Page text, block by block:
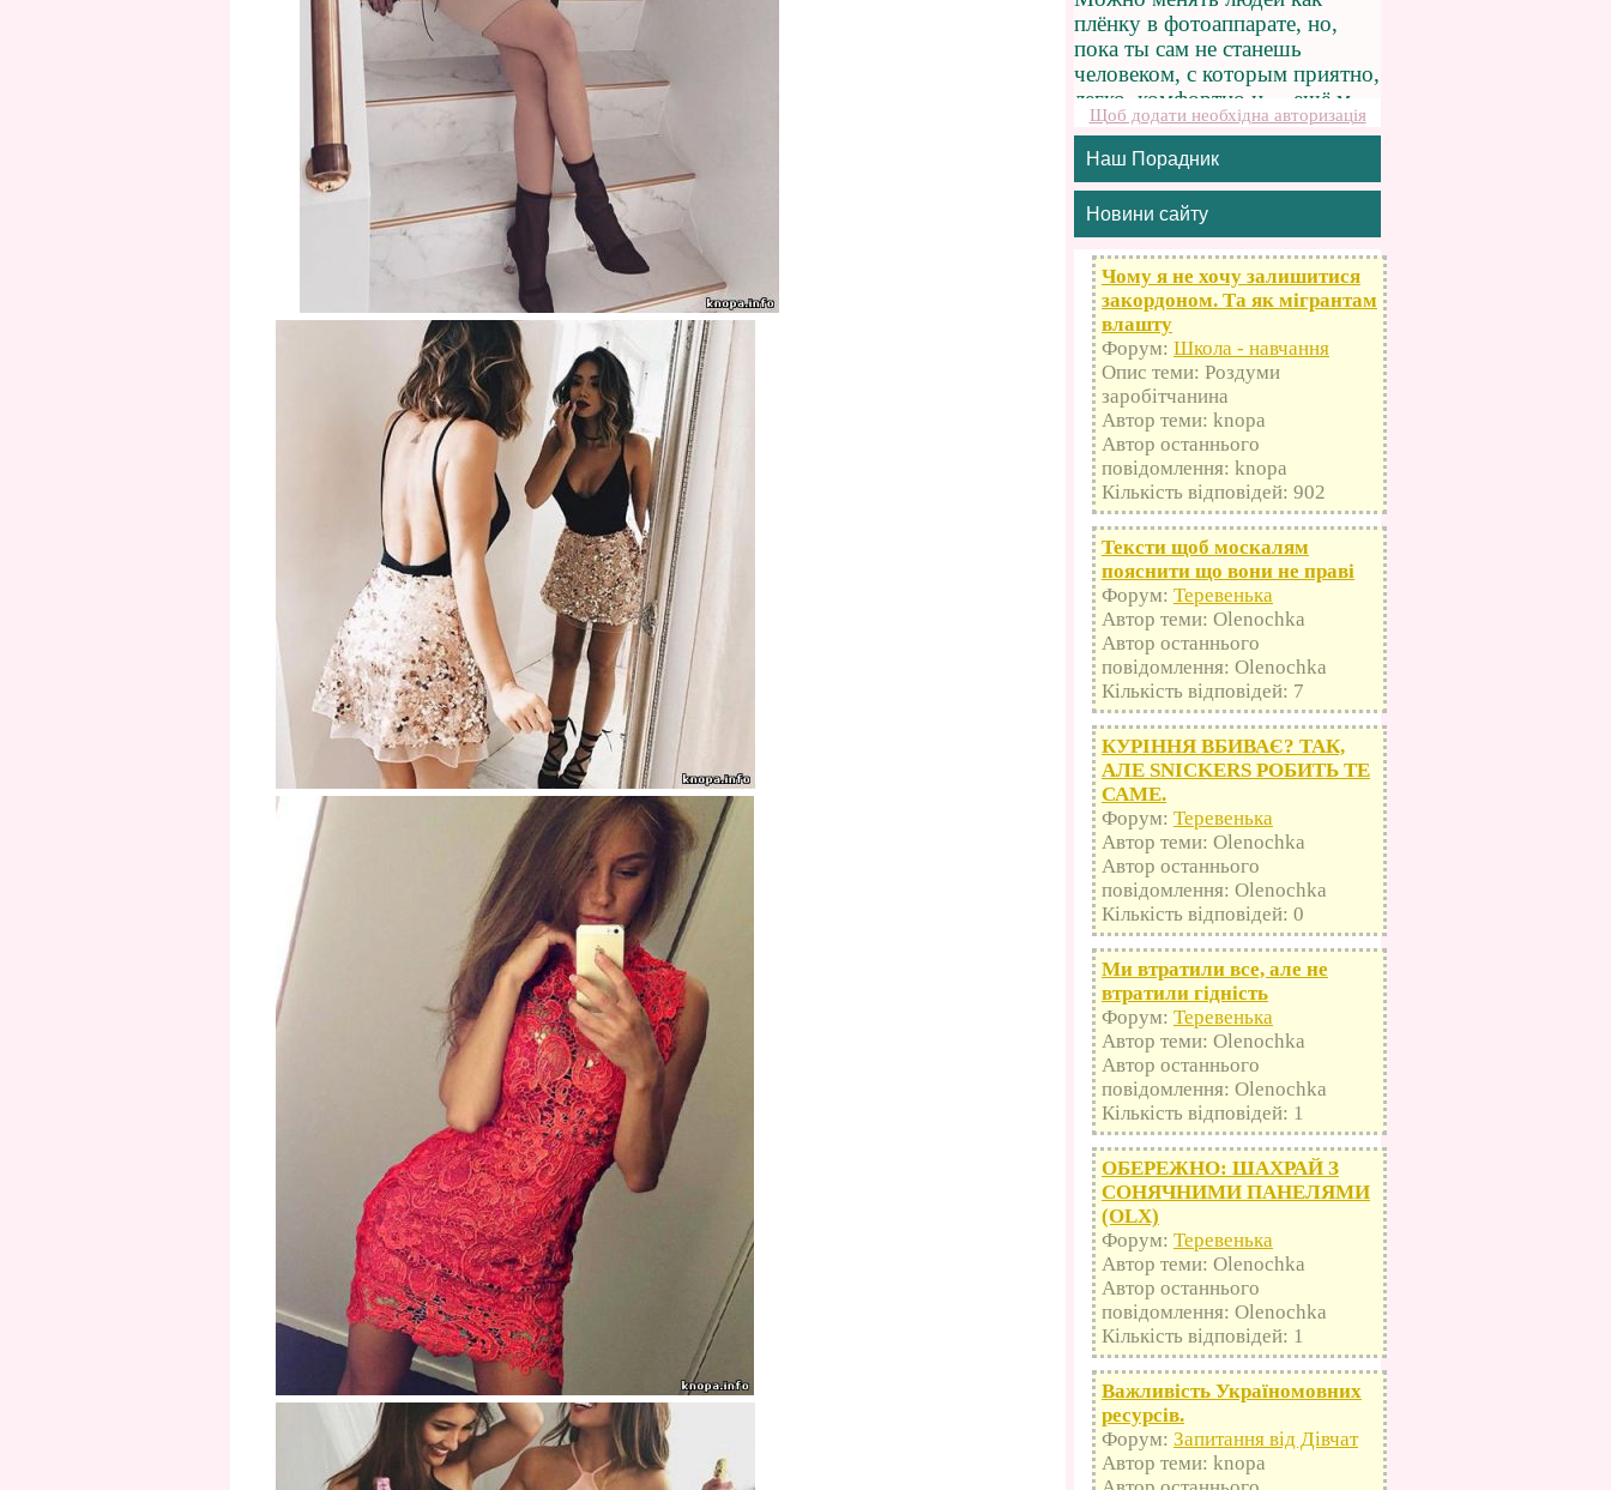
Щоб додати необхідна авторизація
Наш Порадник
Новини сайту
Чому я не хочу залишитися
закордоном. Та як мігрантам
влашту
Форум: Школа - навчання
Опис теми: Роздуми
заробітчанина
Автор теми: knopa
Автор останнього
повідомлення: knopa
Кількість відповідей: 902
Тексти щоб москалям
пояснити що вони не праві
Форум: Теревенька
Автор теми: Olenochka
Автор останнього
повідомлення: Olenochka
Кількість відповідей: 7
КУРІННЯ ВБИВАЄ? ТАК,
АЛЕ SNICKERS РОБИТЬ ТЕ
САМЕ.
Форум: Теревенька
Автор теми: Olenochka
Автор останнього
повідомлення: Olenochka
Кількість відповідей: 0
Ми втратили все, але не
втратили гідність
Форум: Теревенька
Автор теми: Olenochka
Автор останнього
повідомлення: Olenochka
Кількість відповідей: 1
ОБЕРЕЖНО: ШАХРАЙ З
СОНЯЧНИМИ ПАНЕЛЯМИ
(OLX)
Форум: Теревенька
Автор теми: Olenochka
Автор останнього
повідомлення: Olenochka
Кількість відповідей: 1
Важливість Україномовних
ресурсів.
Форум: Запитання від Дівчат
Автор теми: knopa